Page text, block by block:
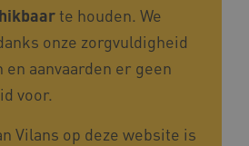
te houden. We
onze zorgvuldigheid
aanvaarden er geen
voor.
Vilans op deze website is
www.kennispleingehandicaptensector.nl